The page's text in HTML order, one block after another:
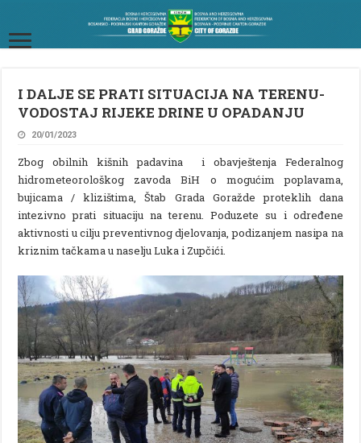
I DALJE SE PRATI SITUACIJA NA TERENU-
VODOSTAJ RIJEKE DRINE U OPADANJU
20/01/2023
Zbog obilnih kišnih padavina i obavještenja Federalnog
hidrometeorološkog zavoda BiH o mogućim poplavama,
bujicama / klizištima, Štab Grada Goražde proteklih dana
intezivno prati situaciju na terenu. Poduzete su i određene
aktivnosti u cilju preventivnog djelovanja, podizanjem nasipa na
kriznim tačkama u naselju Luka i Zupčići.